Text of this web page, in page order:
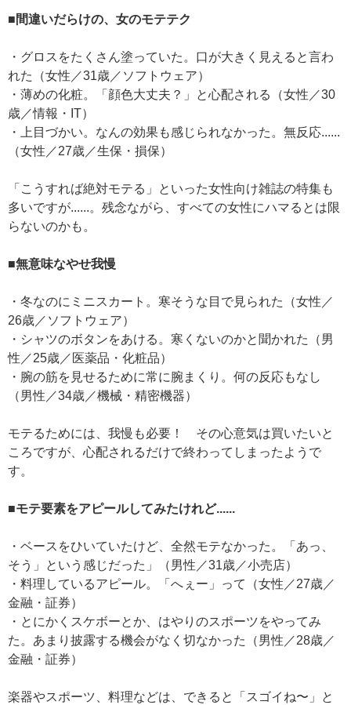
■間違いだらけの、女のモテテク
・グロスをたくさん塗っていた。口が大きく見えると言わ
れた（女性／31歳／ソフトウェア）
・薄めの化粧。「顔色大丈夫？」と心配される（女性／30
歳／情報・IT）
・上目づかい。なんの効果も感じられなかった。無反応......
（女性／27歳／生保・損保）
「こうすれば絶対モテる」といった女性向け雑誌の特集も
多いですが......。残念ながら、すべての女性にハマるとは限
らないのかも。
■無意味なやせ我慢
・冬なのにミニスカート。寒そうな目で見られた（女性／
26歳／ソフトウェア）
・シャツのボタンをあける。寒くないのかと聞かれた（男
性／25歳／医薬品・化粧品）
・腕の筋を見せるために常に腕まくり。何の反応もなし
（男性／34歳／機械・精密機器）
モテるためには、我慢も必要！ その心意気は買いたいと
ころですが、心配されるだけで終わってしまったようで
す。
■モテ要素をアピールしてみたけれど......
・ベースをひいていたけど、全然モテなかった。「あっ、
そう」という感じだった」（男性／31歳／小売店）
・料理しているアピール。「へぇー」って（女性／27歳／
金融・証券）
・とにかくスケボーとか、はやりのスポーツをやってみ
た。あまり披露する機会がなく切なかった（男性／28歳／
金融・証券）
楽器やスポーツ、料理などは、できると「スゴイね〜」と